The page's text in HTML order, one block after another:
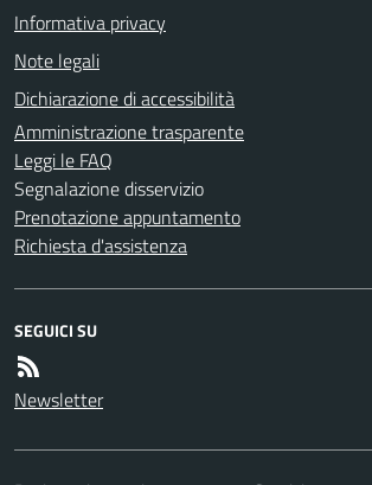
Informativa privacy
Note legali
Dichiarazione di accessibilità
Amministrazione trasparente
Leggi le FAQ
Segnalazione disservizio
Prenotazione appuntamento
Richiesta d'assistenza
SEGUICI SU
Newsletter